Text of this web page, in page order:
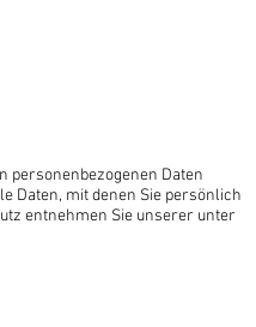
personenbezogenen Daten
Daten, mit denen Sie persönlich
entnehmen Sie unserer unter